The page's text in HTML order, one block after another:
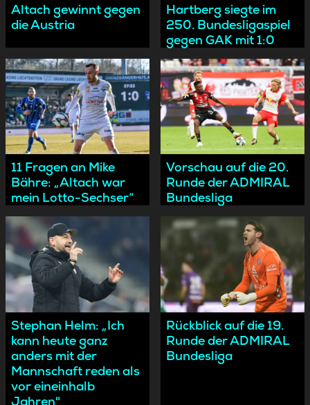
Altach gewinnt gegen
die Austria
Hartberg siegte im
250. Bundesligaspiel
gegen GAK mit 1:0
11 Fragen an Mike
Bähre: „Altach war
mein Lotto-Sechser“
Vorschau auf die 20.
Runde der ADMIRAL
Bundesliga
Stephan Helm: „Ich
kann heute ganz
anders mit der
Mannschaft reden als
vor eineinhalb
Jahren"
Rückblick auf die 19.
Runde der ADMIRAL
Bundesliga